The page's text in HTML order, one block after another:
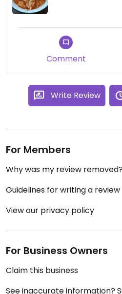
Comment
Write Review
For Members
Why was my review removed?
Guidelines for writing a review
View our privacy policy
For Business Owners
Claim this business
See inaccurate information?